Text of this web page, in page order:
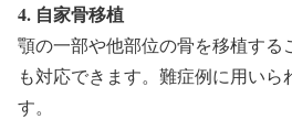
4. 自家骨移植
顎の一部や他部位の骨を移植する
も対応できます。難症例に用い
す。